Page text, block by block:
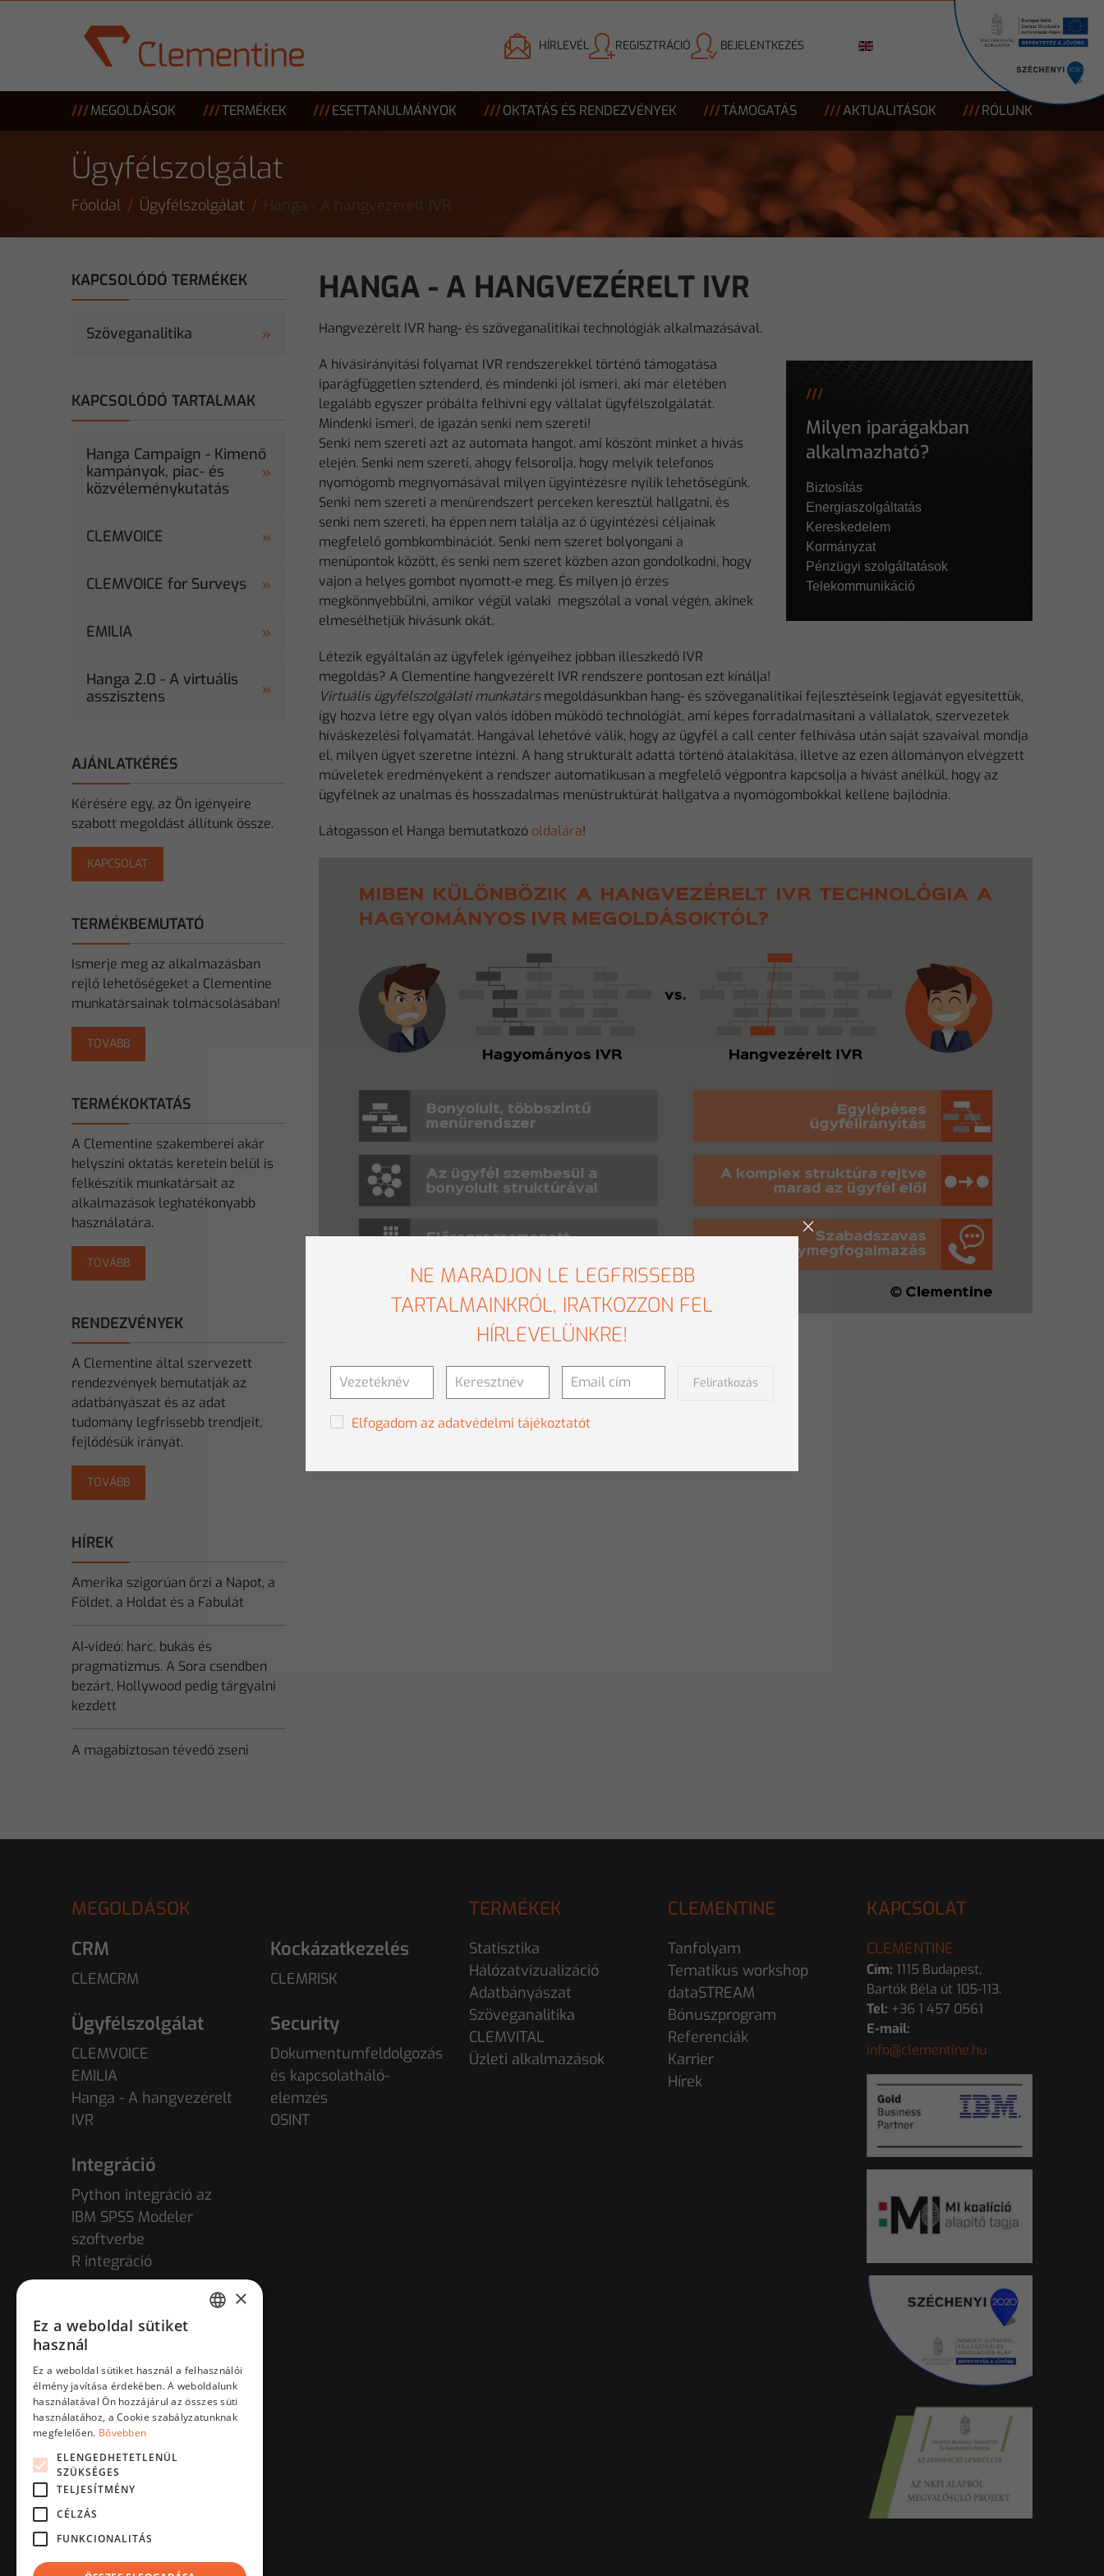
Skip to main content HÍRLEVÉL REGISZTRÁCIÓ BEJELENTKEZÉS
MEGOLDÁSOK TERMÉKEK ESETTANULMÁNYOK OKTATÁS ÉS RENDEZVÉNYEK TÁMOGATÁS AKTUALITÁSOK RÓLUNK
Ügyfélszolgálat
Főoldal Ügyfélszolgálat Hanga - A hangvezérelt IVR
KAPCSOLÓDÓ TERMÉKEK
Szöveganalitika
KAPCSOLÓDÓ TARTALMAK
Hanga Campaign - Kimenő
kampányok, piac- és
közvéleménykutatás
CLEMVOICE
CLEMVOICE for Surveys
EMILIA
Hanga 2.0 - A virtuális
asszisztens
AJÁNLATKÉRÉS
Kérésére egy, az Ön igényeire
szabott megoldást állítunk össze.
KAPCSOLAT
TERMÉKBEMUTATÓ
Ismerje meg az alkalmazásban
rejlő lehetőségeket a Clementine
munkatársainak tolmácsolásában!
TOVÁBB
TERMÉKOKTATÁS
A Clementine szakemberei akár
helyszíni oktatás keretein belül is
felkészítik munkatársait az
alkalmazások leghatékonyabb
használatára.
TOVÁBB
RENDEZVÉNYEK
A Clementine által szervezett
rendezvények bemutatják az
adatbányászat és az adat
tudomány legfrissebb trendjeit,
fejlődésük irányát.
TOVÁBB
HÍREK
Amerika szigorúan őrzi a Napot, a
Földet, a Holdat és a Fabulát
AI-videó: harc, bukás és
pragmatizmus. A Sora csendben
bezárt, Hollywood pedig tárgyalni
kezdett
A magabiztosan tévedő zseni
HANGA - A HANGVEZÉRELT IVR
Hangvezérelt IVR hang- és szöveganalitikai technológiák alkalmazásával.
///
Milyen iparágakban
alkalmazható?
Biztosítás
Energiaszolgáltatás
Kereskedelem
Kormányzat
Pénzügyi szolgáltatások
Telekommunikáció
A hívásirányítási folyamat IVR rendszerekkel történő támogatása
iparágfüggetlen sztenderd, és mindenki jól ismeri, aki már életében
legalább egyszer próbálta felhívni egy vállalat ügyfélszolgálatát.
Mindenki ismeri, de igazán senki nem szereti!
Senki nem szereti azt az automata hangot, ami köszönt minket a hívás
elején. Senki nem szereti, ahogy felsorolja, hogy melyik telefonos
nyomógomb megnyomásával milyen ügyintézésre nyílik lehetőségünk.
Senki nem szereti a menürendszert perceken keresztül hallgatni, és
senki nem szereti, ha éppen nem találja az ő ügyintézési céljainak
megfelelő gombkombinációt. Senki nem szeret bolyongani a
menüpontok között, és senki nem szeret közben azon gondolkodni, hogy
vajon a helyes gombot nyomott-e meg. És milyen jó érzés
megkönnyebbülni, amikor végül valaki megszólal a vonal végén, akinek
elmesélhetjük hívásunk okát.
Létezik egyáltalán az ügyfelek igényeihez jobban illeszkedő IVR
megoldás? A Clementine hangvezérelt IVR rendszere pontosan ezt kínálja!
Virtuális ügyfélszolgálati munkatársmegoldásunkban hang- és szöveganalitikai fejlesztéseink legjavát egyesítettük,
így hozva létre egy olyan valós időben működő technológiát, ami képes forradalmasítani a vállalatok, szervezetek
híváskezelési folyamatát. Hangával lehetővé válik, hogy az ügyfél a call center felhívása után saját szavaival mondja
el, milyen ügyet szeretne intézni. A hang strukturált adattá történő átalakítása, illetve az ezen állományon elvégzett
műveletek eredményeként a rendszer automatikusan a megfelelő végpontra kapcsolja a hívást anélkül, hogy az
ügyfélnek az unalmas és hosszadalmas menüstruktúrát hallgatva a nyomógombokkal kellene bajlódnia.
Látogasson el Hanga bemutatkozó oldalára!
MEGOLDÁSOK
CRM
CLEMCRM
Ügyfélszolgálat
CLEMVOICE
EMILIA
Hanga - A hangvezérelt
IVR
Integráció
Python integráció az
IBM SPSS Modeler
szoftverbe
R integráció
Kockázatkezelés
CLEMRISK
Security
Dokumentumfeldolgozás
és kapcsolatháló-
elemzés
OSINT
TERMÉKEK
Statisztika
Hálózatvizualizáció
Adatbányászat
Szöveganalitika
CLEMVITAL
Üzleti alkalmazások
CLEMENTINE
Tanfolyam
Tematikus workshop
dataSTREAM
Bónuszprogram
Referenciák
Karrier
Hírek
KAPCSOLAT
CLEMENTINE
Cím: 1115 Budapest,
Bartók Béla út 105-113.
Tel: +36 1 457 0561
E-mail:
info@clementine.hu
NE MARADJON LE LEGFRISSEBB
TARTALMAINKRÓL, IRATKOZZON FEL
HÍRLEVELÜNKRE!
Feliratkozás
Elfogadom az adatvédelmi tájékoztatót
×
Ez a weboldal sütiket
használ
Ez a weboldal sütiket használ a felhasználói
élmény javítása érdekében. A weboldalunk
használatával Ön hozzájárul az összes süti
használatához, a Cookie szabályzatunknak
megfelelően. Bővebben
ELENGEDHETETLENÜL
SZÜKSÉGES
TELJESÍTMÉNY
CÉLZÁS
FUNKCIONALITÁS